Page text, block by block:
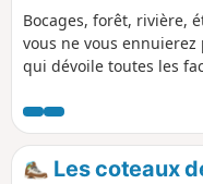
Bocages, forêt, rivière,
vous ne vous
qui dévoile toutes les
plaisir à pied, à cheval
chaleur vous pourrez
pour se baigner dans la
Les coteaux